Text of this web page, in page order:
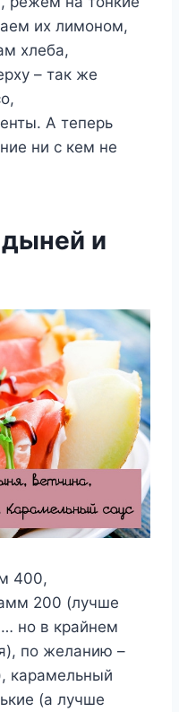
их лимоном,
хлеба,
– так же
А теперь
ни с кем не
и
400,
200 (лучше
но в крайнем
по желанию –
карамельный
(а лучше